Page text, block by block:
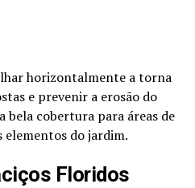
horizontalmente a torna
e prevenir a erosão do
bela cobertura para áreas de
do jardim.
Floridos